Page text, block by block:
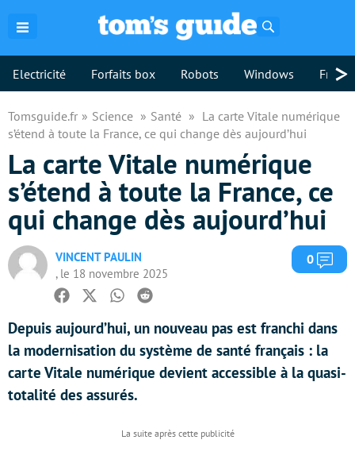
Electricité Forfaits box Robots Windows >
Tomsguide.fr Science Santé
La carte Vitale numérique
s’étend à toute la France, ce qui change dès aujourd’hui
La carte Vitale numérique
s’étend à toute la France, ce
qui change dès aujourd’hui
VINCENT PAULIN
, le 18 novembre 2025
0
Facebook
TwitterWhatsapp
Reddit
Depuis aujourd’hui, un nouveau pas est franchi dans
la modernisation du système de santé français : la
carte Vitale numérique devient accessible à la quasi-
totalité des assurés.